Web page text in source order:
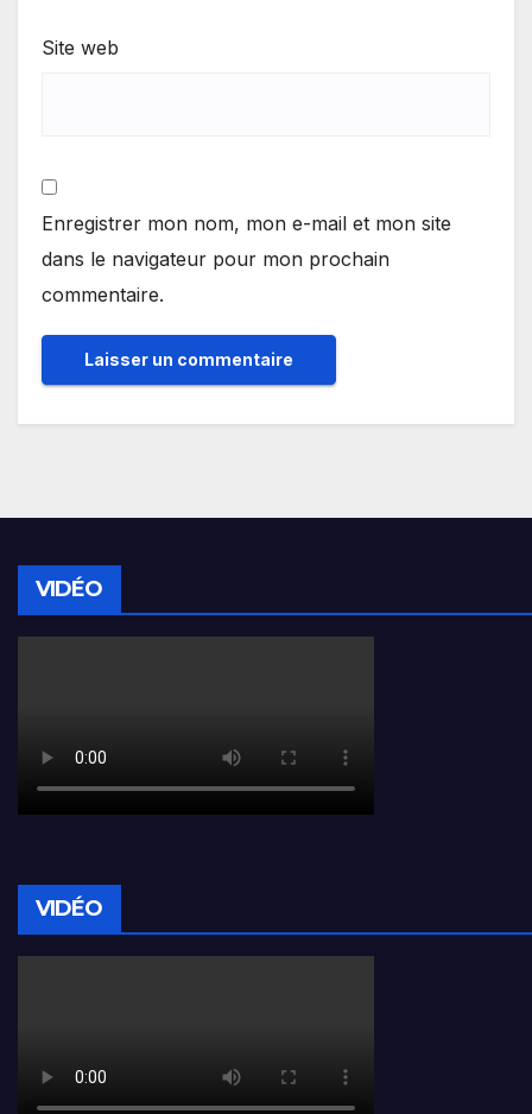
Site web
Enregistrer mon nom, mon e-mail et mon site
dans le navigateur pour mon prochain
commentaire.
VIDÉO
VIDÉO